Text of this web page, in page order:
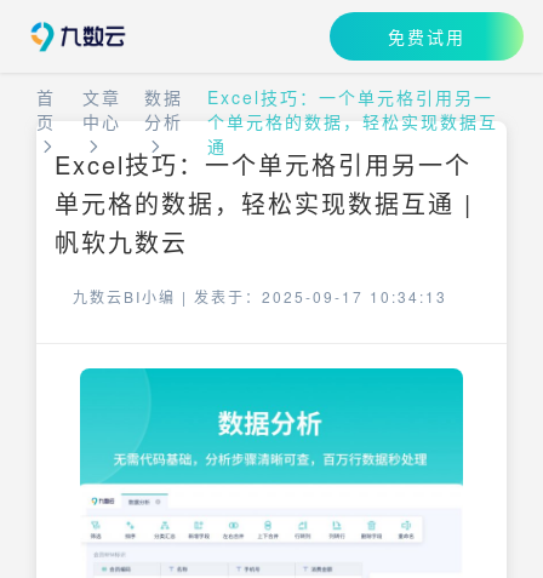
免费试用
首
页
文章
中心
数据
分析
Excel技巧：一个单元格引用另一
个单元格的数据，轻松实现数据互
通
Excel技巧：一个单元格引用另一个
单元格的数据，轻松实现数据互通 |
帆软九数云
九数云BI小编 | 发表于：2025-09-17 10:34:13